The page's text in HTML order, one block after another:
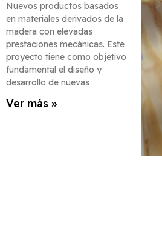
Nuevos productos basados
en materiales derivados de la
madera con elevadas
prestaciones mecánicas. Este
proyecto tiene como objetivo
fundamental el diseño y
desarrollo de nuevas
Ver más »